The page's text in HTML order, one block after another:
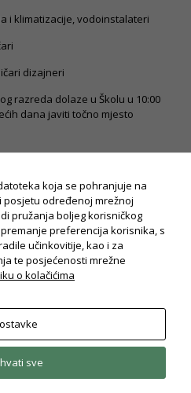
i klimatizacije, vodoinstalateri
dizajneri
razreda dolaze u Školu u 10:00
dana javiti točno mjesto
Politika privatnosti
koja se pohranjuje na
određenoj mrežnoj
pružanja boljeg korisničkog
preferencija korisnika, s
učinkovitije, kao i za
te posjećenosti mrežne
o kolačićima
sve
Potrebno
obavezni
za potpuni
radi i
korisničko
iskustvo
stranica.
kolačići za